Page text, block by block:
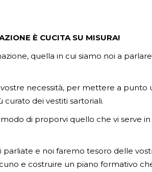
È CUCITA SU MISURA!
quella in cui siamo noi a
necessità, per mettere a punto
curato dei vestiti sartoriali.
di proporvi quello che vi serve
parliate e noi faremo tesoro delle
e costruire un piano formativo